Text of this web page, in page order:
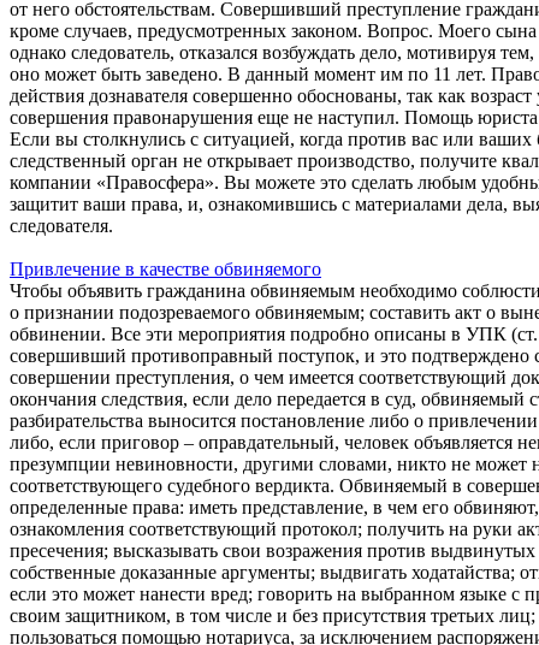
от него обстоятельствам. Совершивший преступление
кроме случаев, предусмотренных законом. Вопрос. Моего
однако следователь, отказался возбуждать дело, мотивируя
оно может быть заведено. В данный момент им по 11 лет.
действия дознавателя совершенно обоснованы, так как
совершения правонарушения еще не наступил. Помощь юриста
Если вы столкнулись с ситуацией, когда против вас или
следственный орган не открывает производство, получите
компании «Правосфера». Вы можете это сделать любым
защитит ваши права, и, ознакомившись с материалами дела,
следователя.
Привлечение в качестве обвиняемого
Чтобы объявить гражданина обвиняемым необходимо
о признании подозреваемого обвиняемым; составить акт о
обвинении. Все эти мероприятия подробно описаны в УПК
совершивший противоправный поступок, и это подтверждено
совершении преступления, о чем имеется соответствующий
окончания следствия, если дело передается в суд,
разбирательства выносится постановление либо о
либо, если приговор – оправдательный, человек
презумпции невиновности, другими словами, никто не может
соответствующего судебного вердикта. Обвиняемый в
определенные права: иметь представление, в чем его
ознакомления соответствующий протокол; получить на руки
пресечения; высказывать свои возражения против
собственные доказанные аргументы; выдвигать ходатайства;
если это может нанести вред; говорить на выбранном языке с
своим защитником, в том числе и без присутствия третьих лиц;
пользоваться помощью нотариуса, за исключением